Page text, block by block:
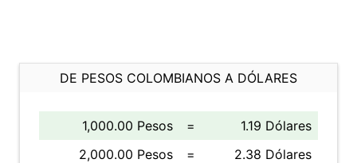
DE PESOS COLOMBIANOS A DÓLARES
1,000.00 Pesos =
1.19 Dólares
2,000.00 Pesos
=
2.38 Dólares